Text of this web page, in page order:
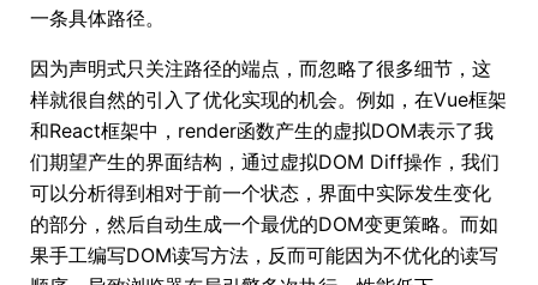
一条具体路径。
因为声明式只关注路径的端点，而忽略了很多细节，这
样就很自然的引入了优化实现的机会。例如，在Vue框架
和React框架中，render函数产生的虚拟DOM表示了我
们期望产生的界面结构，通过虚拟DOM Diff操作，我们
可以分析得到相对于前一个状态，界面中实际发生变化
的部分，然后自动生成一个最优的DOM变更策略。而如
果手工编写DOM读写方法，反而可能因为不优化的读写